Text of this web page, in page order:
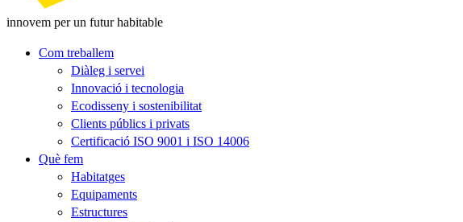
innovem per un futur habitable
Com treballem
Diàleg i servei
Innovació i tecnologia
Ecodisseny i sostenibilitat
Clients públics i privats
Certificació ISO 9001 i ISO 14006
Què fem
Habitatges
Equipaments
Estructures